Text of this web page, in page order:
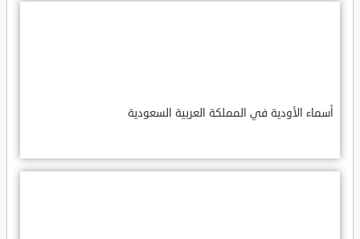
أسماء الأودية في المملكة العربية السعودية